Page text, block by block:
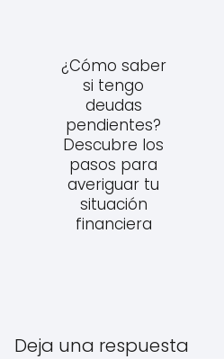
¿Cómo saber
si tengo
deudas
pendientes?
Descubre los
pasos para
averiguar tu
situación
financiera
Deja una respuesta